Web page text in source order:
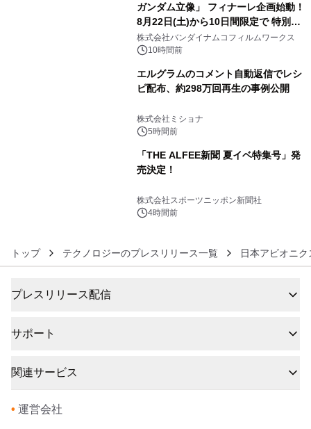
ガンダム立像」 フィナーレ企画始動！
8月22日(土)から10日間限定で 特別映
像『UNICORN GUNDAM Statue ―
BEYOND POSSIBILITY ―』を上映！
株式会社バンダイナムコフィルムワークス
10時間前
エルグラムのコメント自動返信でレシ
ピ配布、約298万回再生の事例公開
株式会社ミショナ
5時間前
「THE ALFEE新聞 夏イベ特集号」発
売決定！
株式会社スポーツニッポン新聞社
4時間前
トップ テクノロジーのプレスリリース一覧 日本アビオニ
プレスリリース配信
サポート
関連サービス
• 運営会社